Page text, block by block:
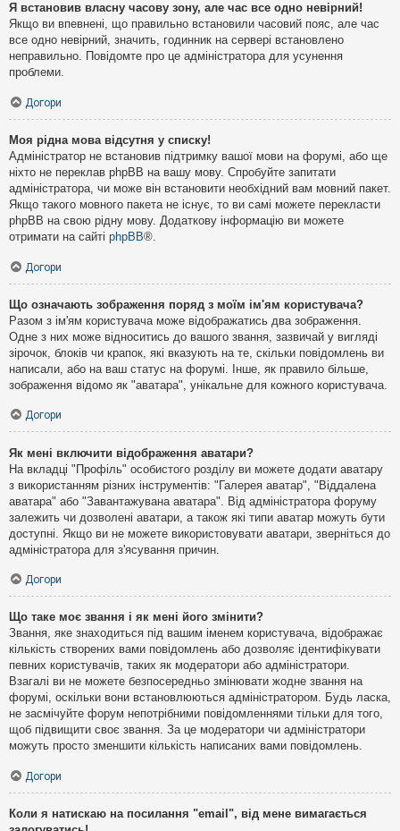
Я встановив власну часову зону, але час все одно невірний!
Якщо ви впевнені, що правильно встановили часовий пояс, але час
все одно невірний, значить, годинник на сервері встановлено
неправильно. Повідомте про це адміністратора для усунення
проблеми.
Догори
Моя рідна мова відсутня у списку!
Адміністратор не встановив підтримку вашої мови на форумі, або ще
ніхто не переклав phpBB на вашу мову. Спробуйте запитати
адміністратора, чи може він встановити необхідний вам мовний пакет.
Якщо такого мовного пакета не існує, то ви самі можете перекласти
phpBB на свою рідну мову. Додаткову інформацію ви можете
отримати на сайті phpBB®.
Догори
Що означають зображення поряд з моїм ім'ям користувача?
Разом з ім'ям користувача може відображатись два зображення.
Одне з них може відноситись до вашого звання, зазвичай у вигляді
зірочок, блоків чи крапок, які вказують на те, скільки повідомлень ви
написали, або на ваш статус на форумі. Інше, як правило більше,
зображення відомо як "аватара", унікальне для кожного користувача.
Догори
Як мені включити відображення аватари?
На вкладці "Профіль" особистого розділу ви можете додати аватару
з використанням різних інструментів: "Галерея аватар", "Віддалена
аватара" або "Завантажувана аватара". Від адміністратора форуму
залежить чи дозволені аватари, а також які типи аватар можуть бути
доступні. Якщо ви не можете використовувати аватари, зверніться до
адміністратора для з'ясування причин.
Догори
Що таке моє звання і як мені його змінити?
Звання, яке знаходиться під вашим іменем користувача, відображає
кількість створених вами повідомлень або дозволяє ідентифікувати
певних користувачів, таких як модератори або адміністратори.
Взагалі ви не можете безпосередньо змінювати жодне звання на
форумі, оскільки вони встановлюються адміністратором. Будь ласка,
не засмічуйте форум непотрібними повідомленнями тільки для того,
щоб підвищити своє звання. За це модератори чи адміністратори
можуть просто зменшити кількість написаних вами повідомлень.
Догори
Коли я натискаю на посилання "email", від мене вимагається